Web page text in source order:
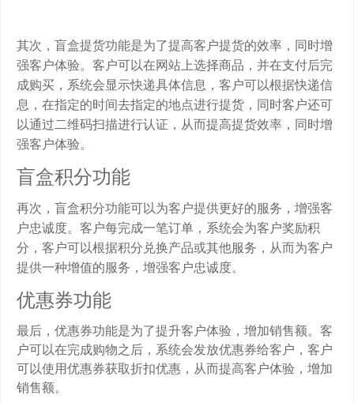
其次，盲盒提货功能是为了提高客户提货的效率，同时增
强客户体验。客户可以在网站上选择商品，并在支付后完
成购买，系统会显示快递具体信息，客户可以根据快递信
息，在指定的时间去指定的地点进行提货，同时客户还可
以通过二维码扫描进行认证，从而提高提货效率，同时增
强客户体验。
盲盒积分功能
再次，盲盒积分功能可以为客户提供更好的服务，增强客
户忠诚度。客户每完成一笔订单，系统会为客户奖励积
分，客户可以根据积分兑换产品或其他服务，从而为客户
提供一种增值的服务，增强客户忠诚度。
优惠券功能
最后，优惠券功能是为了提升客户体验，增加销售额。客
户可以在完成购物之后，系统会发放优惠券给客户，客户
可以使用优惠券获取折扣优惠，从而提高客户体验，增加
销售额。